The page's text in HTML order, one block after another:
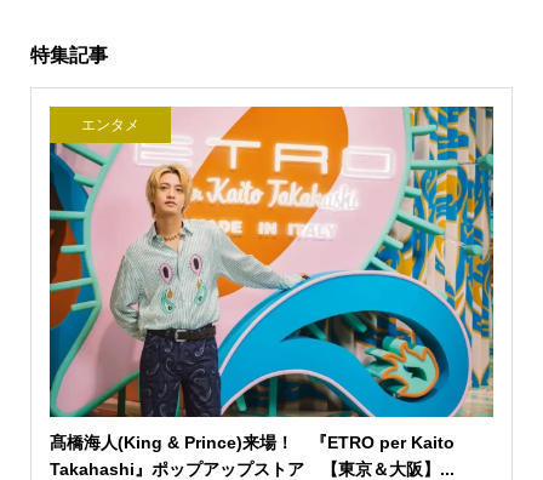
特集記事
エンタメ
髙橋海人(King & Prince)来場！ 『ETRO per Kaito
Takahashi』ポップアップストア 【東京＆大阪】...